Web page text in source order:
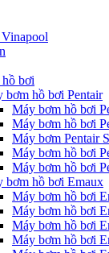
bơi
bơm hồ bơi Pentair
Máy bơm hồ bơi
Máy bơm hồ bơi
Máy bơm Pentair
Máy bơm hồ bơi
Máy bơm hồ bơi
bơm hồ bơi Emaux
Máy bơm hồ bơi
Máy bơm hồ bơi
Máy bơm hồ bơi
Máy bơm hồ bơi